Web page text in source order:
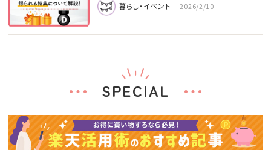
暮らし・イベント 2026/2/10
SPECIAL